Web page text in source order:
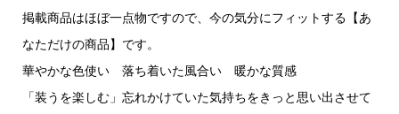
掲載商品はほぼ一点物ですので、今の気分にフィットする【あ
なただけの商品】です。
華やかな色使い 落ち着いた風合い 暖かな質感
「装うを楽しむ」忘れかけていた気持ちをきっと思い出させて